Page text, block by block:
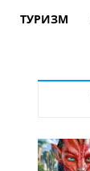
ТУРИЗМ